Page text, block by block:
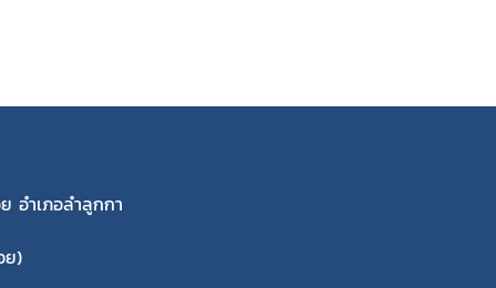
อำเภอลำลูกกา
ย)